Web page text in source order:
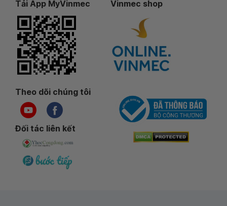
Tải App MyVinmec Vinmec shop
Theo dõi chúng tôi
Đối tác liên kết